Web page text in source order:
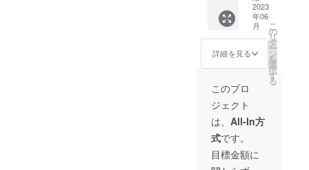
希望の
味をお
選びく
ださ
い。
『赤
辛』：
豆板醤
でピ
リッと
辛い唐
揚げ
『黒
辛』：
黒胡椒
の前の
段階で
冷凍し
ている
げなお
し”をし
だくと
より一
層おい
しくお
召し上
がりい
ただけ
ます。
＊賞味
期限：
より2か
月
株式
会社ア
フィ
セント
キッチ
ン ＊受
け取り
に来る
難しい
場合は
配送可
セット
です。
『赤
辛』：
豆板醤
辛い唐
『黒
辛』：
黒胡椒
でピ
リッと
辛い唐
でもお
いしく
いただ
けます
＾＾ 2
段階で
冷凍し
ている
ので”揚
げなお
し”をし
ていた
だくと
わせ（1
～2人分
×4種）
★ 毎月
15日
計4回届
きま
す！ ＊
初回発
送日:6
月15日
株式会
社アン
フィ自
慢の
2023
年06
月
詳細を見る
こ
の
リ
タ
ー
ン
を
選
択
す
る
このプロ
ジェクト
は、 All-In方
式です。
目標金額に